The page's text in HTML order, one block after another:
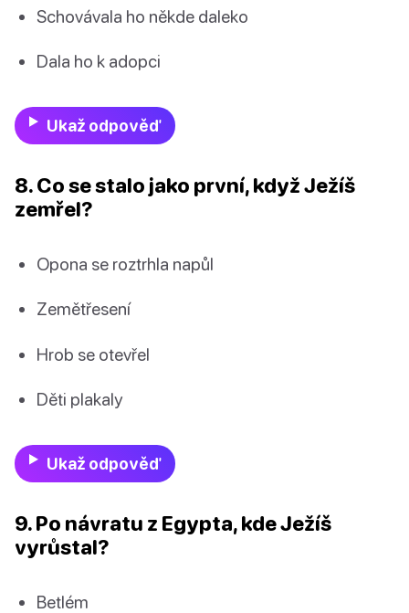
Schovávala ho někde daleko
Dala ho k adopci
Ukaž odpověď
8. Co se stalo jako první, když Ježíš
zemřel?
Opona se roztrhla napůl
Zemětřesení
Hrob se otevřel
Děti plakaly
Ukaž odpověď
9. Po návratu z Egypta, kde Ježíš
vyrůstal?
Betlém